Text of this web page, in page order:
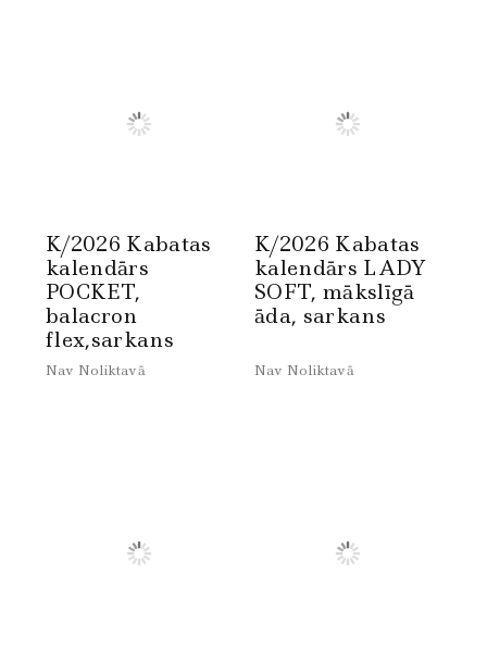
K/2026 Kabatas
kalendārs
POCKET,
balacron
flex,sarkans
Nav Noliktavā
K/2026 Kabatas
kalendārs LADY
SOFT, mākslīgā
āda, sarkans
Nav Noliktavā